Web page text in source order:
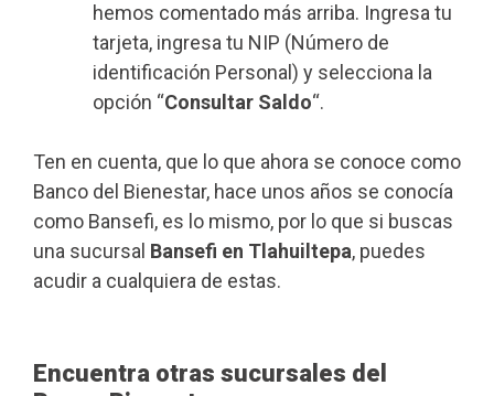
hemos comentado más arriba. Ingresa tu
tarjeta, ingresa tu NIP (Número de
identificación Personal) y selecciona la
opción “Consultar Saldo“.
Ten en cuenta, que lo que ahora se conoce como
Banco del Bienestar, hace unos años se conocía
como Bansefi, es lo mismo, por lo que si buscas
una sucursal Bansefi en Tlahuiltepa, puedes
acudir a cualquiera de estas.
Encuentra otras sucursales del